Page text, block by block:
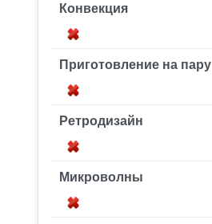
Конвекция
Приготовление на пару
Ретродизайн
Микроволны